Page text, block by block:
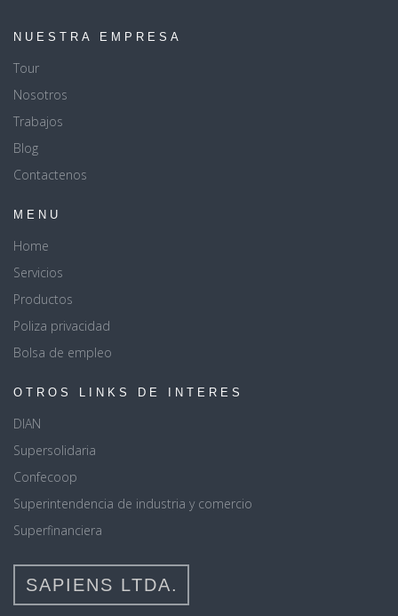
NUESTRA EMPRESA
Tour
Nosotros
Trabajos
Blog
Contactenos
MENU
Home
Servicios
Productos
Poliza privacidad
Bolsa de empleo
OTROS LINKS DE INTERES
DIAN
Supersolidaria
Confecoop
Superintendencia de industria y comercio
Superfinanciera
SAPIENS LTDA.